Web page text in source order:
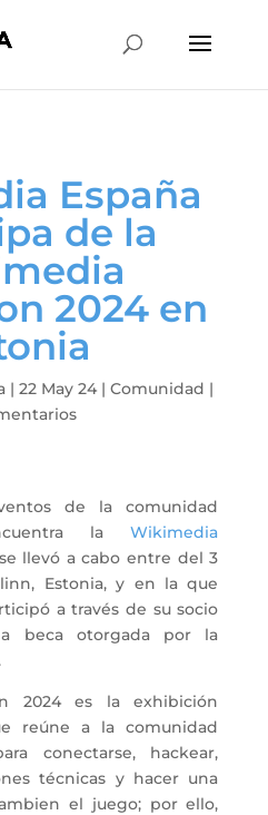
España
de la
2024 en
|22 May 24 |Comunidad |
de la comunidad
laWikimedia
llevó a cabo entre del 3
Estonia, y en la que
a través de su socio
beca otorgada por la
2024 es la exhibición
reúne a la comunidad
conectarse, hackear,
técnicas y hacer una
el juego; por ello,